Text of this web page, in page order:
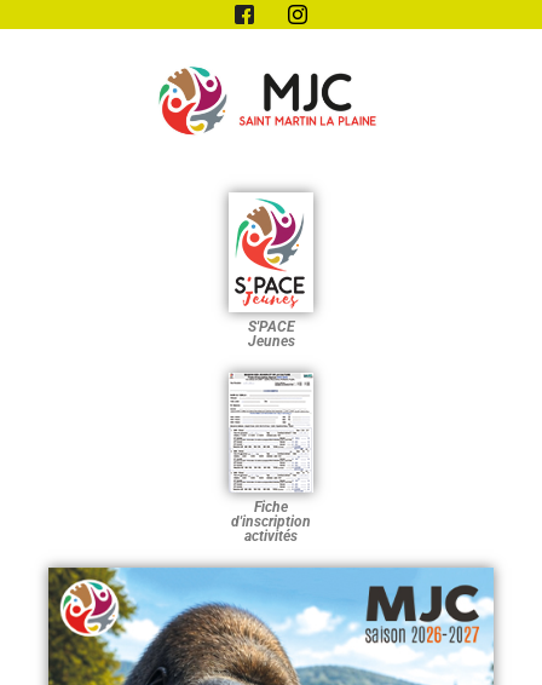
S'PACE
Jeunes
Fiche
d'inscription
activités